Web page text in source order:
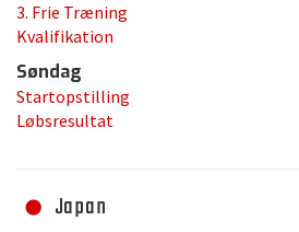
3. Frie Træning
Kvalifikation
Søndag
Startopstilling
Løbsresultat
Japan